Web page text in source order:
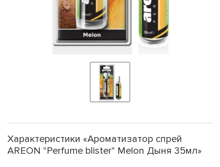
Характеристики «Ароматизатор спрей
AREON "Perfume blister" Melon Дыня 35мл»